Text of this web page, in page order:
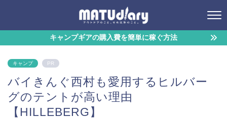
キャンプギアの購入費を簡単に稼ぐ方法
キャンプ PR
バイきんぐ西村も愛用するヒルバー
グのテントが高い理由
【HILLEBERG】